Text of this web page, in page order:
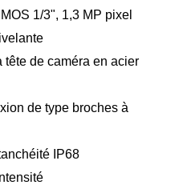
1/3", 1,3 MP pixel
de caméra en acier
de type broches à
IP68